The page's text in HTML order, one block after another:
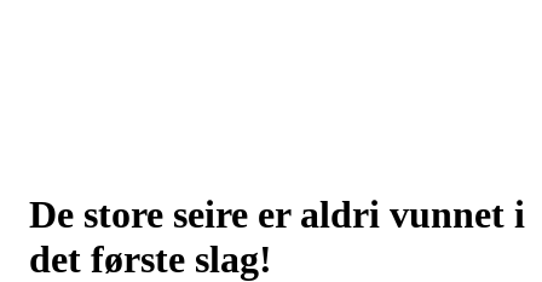
De store seire er aldri vunnet i
det første slag!